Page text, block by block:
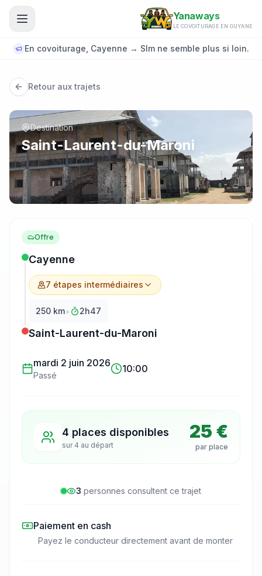
Aller au contenu principal
Yanaways
LE COVOITURAGE EN GUYANE
En covoiturage, Cayenne → Slm ne semble plus si loin.
Retour aux trajets
Destination
Saint-Laurent-du-Maroni
Offre
Cayenne
7 étapes intermédiaires
250 km• 2h47
Saint-Laurent-du-Maroni
mardi 2 juin 2026
Passé
10:00
4 places disponibles
sur 4 au départ
25 €
par place
3 personnes consultent ce trajet
Paiement en cash
Payez le conducteur directement avant de monter